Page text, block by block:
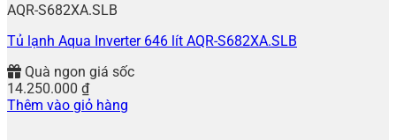
AQR-S682XA.SLB
Tủ lạnh Aqua Inverter 646 lít AQR-S682XA.SLB
Quà ngon giá sốc
14.250.000 ₫
Thêm vào giỏ hàng